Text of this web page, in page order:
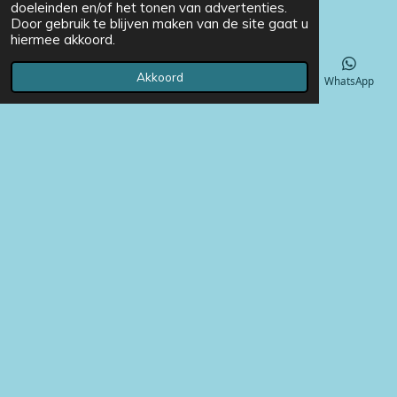
doeleinden en/of het tonen van advertenties.
Door gebruik te blijven maken van de site gaat u
hiermee akkoord.
Akkoord
Telefoonnummer WhatsApp